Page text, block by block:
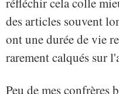
des articles souvent
ont une durée de vie
rarement calqués sur
Peu de mes confrères